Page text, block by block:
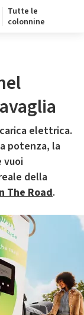
Tutte le
colonnine
elettrica.
potenza, la
vuoi
della
The Road.